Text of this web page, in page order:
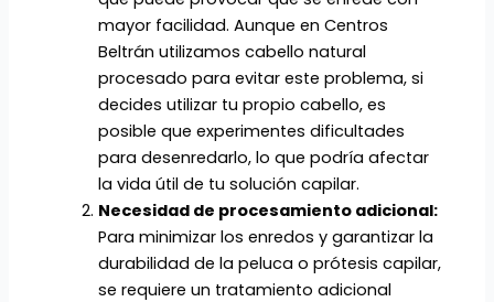
mayor facilidad. Aunque en Centros
Beltrán utilizamos cabello natural
procesado para evitar este problema, si
decides utilizar tu propio cabello, es
posible que experimentes dificultades
para desenredarlo, lo que podría afectar
la vida útil de tu solución capilar.
Necesidad de procesamiento adicional:
Para minimizar los enredos y garantizar la
durabilidad de la peluca o prótesis capilar,
se requiere un tratamiento adicional